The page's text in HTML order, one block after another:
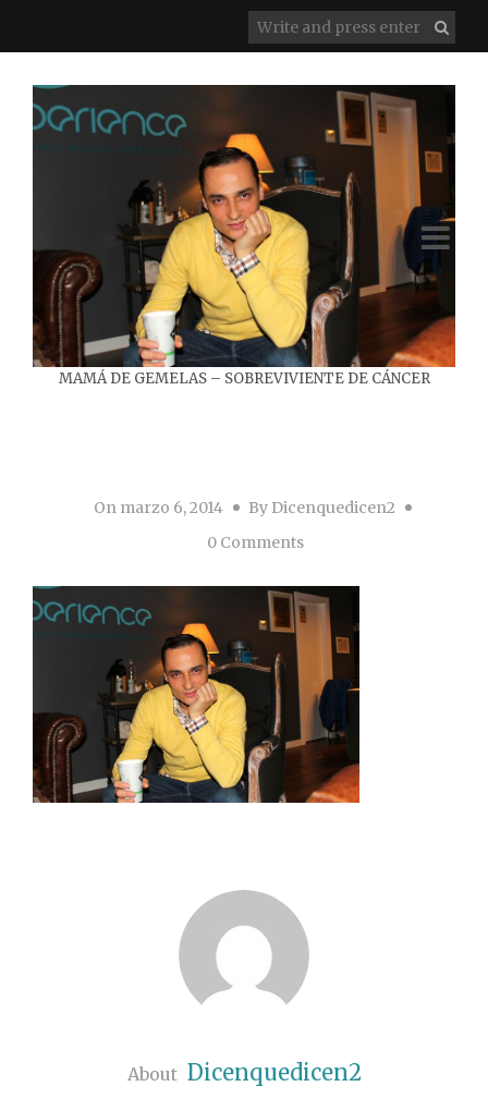
MAMÁ DE GEMELAS – SOBREVIVIENTE DE CÁNCER
On marzo 6, 2014 By Dicenquedicen2
0 Comments
About Dicenquedicen2